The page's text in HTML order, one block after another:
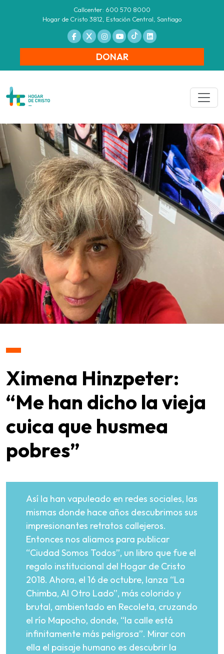
Callcenter: 600 570 8000
Hogar de Cristo 3812, Estación Central, Santiago
DONAR
Ximena Hinzpeter:
“Me han dicho la vieja
cuica que husmea
pobres”
Así la han vapuleado en redes sociales, las
mismas donde hace años descubrimos sus
impresionantes retratos callejeros.
Entonces nos aliamos para publicar
“Ciudad Somos Todos”, un libro que fue el
regalo institucional del Hogar de Cristo
2018. Ahora, el 16 de octubre, lanza “La
Chimba, Al Otro Lado”, más colorido y
brutal, ambientado en Recoleta, cruzando
el río Mapocho, donde, “la calle está
infinitamente más peligrosa”. Mirar con
ella el paisaje humano es descubrir la